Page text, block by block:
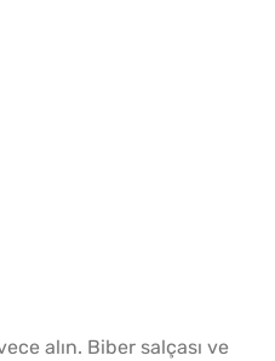
alın. Biber salçası ve